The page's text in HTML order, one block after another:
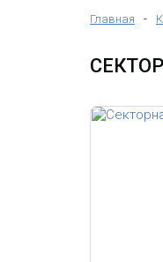
Главная -